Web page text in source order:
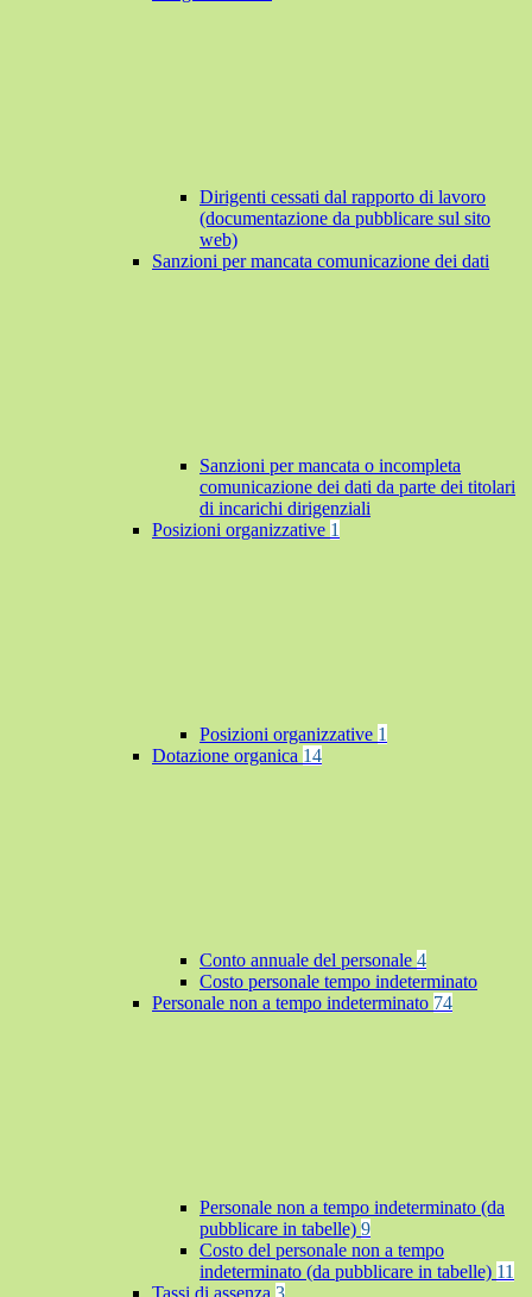
Dirigenti cessati dal rapporto di lavoro
(documentazione da pubblicare sul sito
web)
Sanzioni per mancata comunicazione dei dati
Sanzioni per mancata o incompleta
comunicazione dei dati da parte dei titolari
di incarichi dirigenziali
Posizioni organizzative 1
Posizioni organizzative 1
Dotazione organica 14
Conto annuale del personale 4
Costo personale tempo indeterminato
Personale non a tempo indeterminato 74
Personale non a tempo indeterminato (da
pubblicare in tabelle) 9
Costo del personale non a tempo
indeterminato (da pubblicare in tabelle) 11